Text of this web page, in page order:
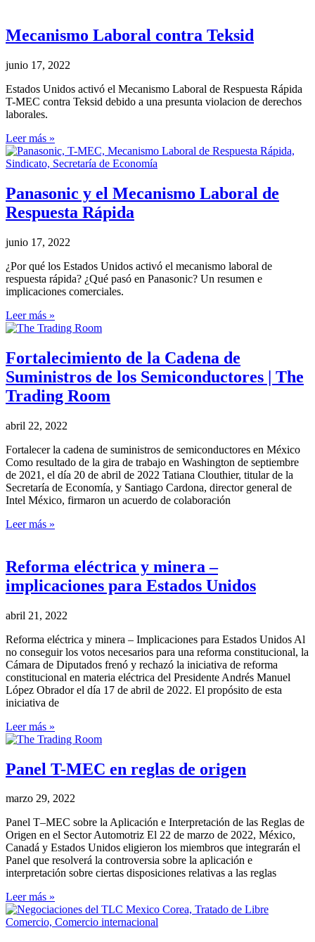
Mecanismo Laboral contra Teksid
junio 17, 2022
Estados Unidos activó el Mecanismo Laboral de Respuesta Rápida
T-MEC contra Teksid debido a una presunta violacion de derechos
laborales.
Leer más »
Panasonic y el Mecanismo Laboral de
Respuesta Rápida
junio 17, 2022
¿Por qué los Estados Unidos activó el mecanismo laboral de
respuesta rápida? ¿Qué pasó en Panasonic? Un resumen e
implicaciones comerciales.
Leer más »
Fortalecimiento de la Cadena de
Suministros de los Semiconductores | The
Trading Room
abril 22, 2022
Fortalecer la cadena de suministros de semiconductores en México
Como resultado de la gira de trabajo en Washington de septiembre
de 2021, el día 20 de abril de 2022 Tatiana Clouthier, titular de la
Secretaría de Economía, y Santiago Cardona, director general de
Intel México, firmaron un acuerdo de colaboración
Leer más »
Reforma eléctrica y minera –
implicaciones para Estados Unidos
abril 21, 2022
Reforma eléctrica y minera – Implicaciones para Estados Unidos Al
no conseguir los votos necesarios para una reforma constitucional, la
Cámara de Diputados frenó y rechazó la iniciativa de reforma
constitucional en materia eléctrica del Presidente Andrés Manuel
López Obrador el día 17 de abril de 2022. El propósito de esta
iniciativa de
Leer más »
Panel T-MEC en reglas de origen
marzo 29, 2022
Panel T–MEC sobre la Aplicación e Interpretación de las Reglas de
Origen en el Sector Automotriz El 22 de marzo de 2022, México,
Canadá y Estados Unidos eligieron los miembros que integrarán el
Panel que resolverá la controversia sobre la aplicación e
interpretación sobre ciertas disposiciones relativas a las reglas
Leer más »